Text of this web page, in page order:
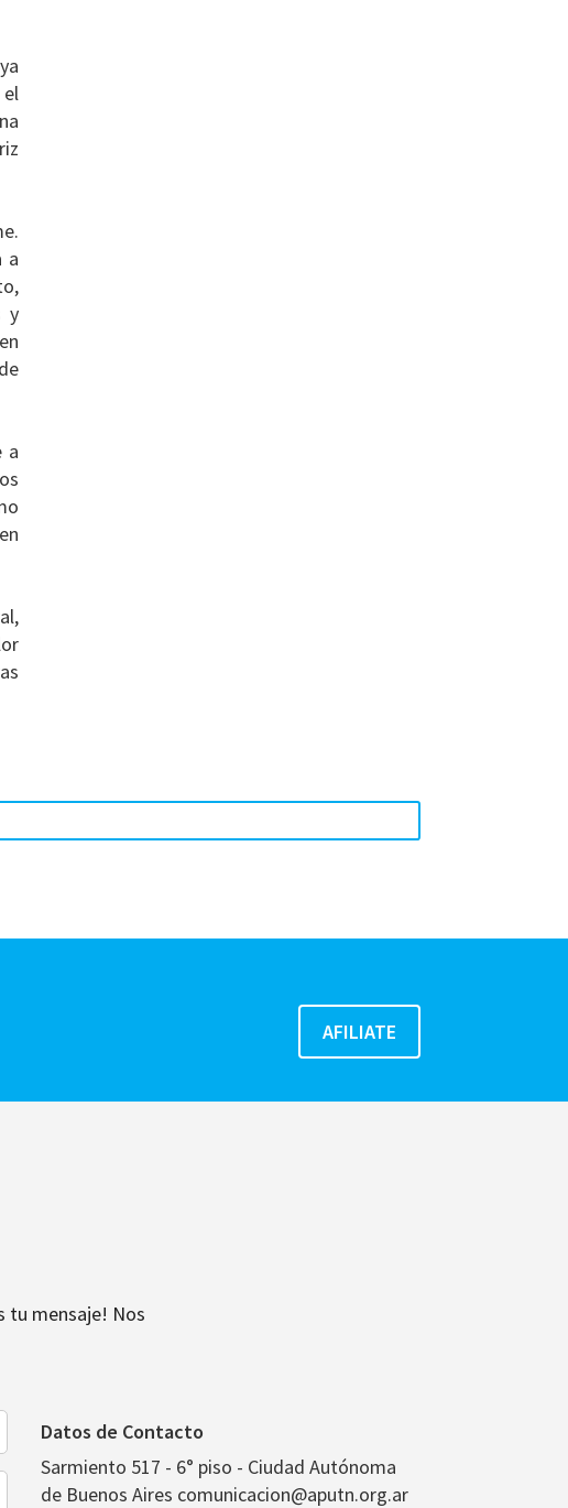
a
y
a
tu mensaje! Nos
Datos de Contacto
Sarmiento 517 - 6° piso - Ciudad Autónoma
de Buenos Aires comunicacion@aputn.org.ar